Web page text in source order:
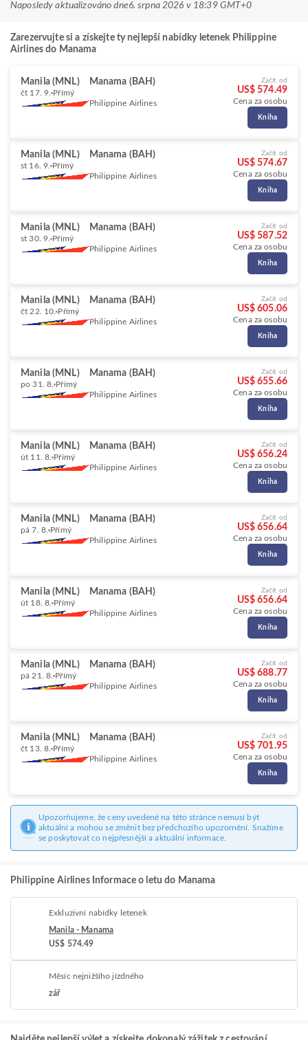
Naposledy aktualizováno dne6. srpna 2026 v 18:39 GMT+0
Zarezervujte si a získejte ty nejlepší nabídky letenek Philippine
Airlines do Manama
Manila (MNL) Manama (BAH)
čt 17. 9. Přímý
Philippine Airlines
Začít od
US$ 574.49
Cena za osobu
Kniha
Manila (MNL) Manama (BAH)
st 16. 9. Přímý
Philippine Airlines
Začít od
US$ 574.67
Cena za osobu
Kniha
Manila (MNL) Manama (BAH)
st 30. 9. Přímý
Philippine Airlines
Začít od
US$ 587.52
Cena za osobu
Kniha
Manila (MNL) Manama (BAH)
čt 22. 10. Přímý
Philippine Airlines
Začít od
US$ 605.06
Cena za osobu
Kniha
Manila (MNL) Manama (BAH)
po 31. 8. Přímý
Philippine Airlines
Začít od
US$ 655.66
Cena za osobu
Kniha
Manila (MNL) Manama (BAH)
út 11. 8. Přímý
Philippine Airlines
Začít od
US$ 656.24
Cena za osobu
Kniha
Manila (MNL) Manama (BAH)
pá 7. 8. Přímý
Philippine Airlines
Začít od
US$ 656.64
Cena za osobu
Kniha
Manila (MNL) Manama (BAH)
út 18. 8. Přímý
Philippine Airlines
Začít od
US$ 656.64
Cena za osobu
Kniha
Manila (MNL) Manama (BAH)
pá 21. 8. Přímý
Philippine Airlines
Začít od
US$ 688.77
Cena za osobu
Kniha
Manila (MNL) Manama (BAH)
čt 13. 8. Přímý
Philippine Airlines
Začít od
US$ 701.95
Cena za osobu
Kniha
Upozorňujeme, že ceny uvedené na této stránce nemusí být
aktuální a mohou se změnit bez předchozího upozornění. Snažíme
se poskytovat co nejpřesnější a aktuální informace.
Philippine Airlines Informace o letu do Manama
Exkluzivní nabídky letenek
Manila - Manama
US$ 574.49
Měsíc nejnižšího jízdného
zář